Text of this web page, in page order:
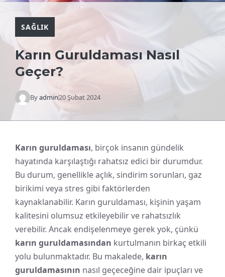
SAĞLIK
Karın Guruldaması Nasıl
Geçer?
Byadmin20 Şubat 2024
Karın guruldaması, birçok insanın gündelik
hayatında karşılaştığı rahatsız edici bir durumdur.
Bu durum, genellikle açlık, sindirim sorunları, gaz
birikimi veya stres gibi faktörlerden
kaynaklanabilir. Karın guruldaması, kişinin yaşam
kalitesini olumsuz etkileyebilir ve rahatsızlık
verebilir. Ancak endişelenmeye gerek yok, çünkü
karın guruldamasından kurtulmanın birkaç etkili
yolu bulunmaktadır. Bu makalede, karın
guruldamasının nasıl geçeceğine dair ipuçları ve